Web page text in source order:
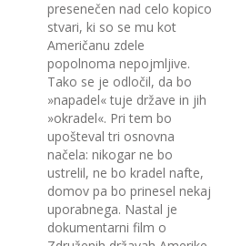
presenečen nad celo kopico
stvari, ki so se mu kot
Američanu zdele
popolnoma nepojmljive.
Tako se je odločil, da bo
»napadel« tuje države in jih
»okradel«. Pri tem bo
upošteval tri osnovna
načela: nikogar ne bo
ustrelil, ne bo kradel nafte,
domov pa bo prinesel nekaj
uporabnega. Nastal je
dokumentarni film o